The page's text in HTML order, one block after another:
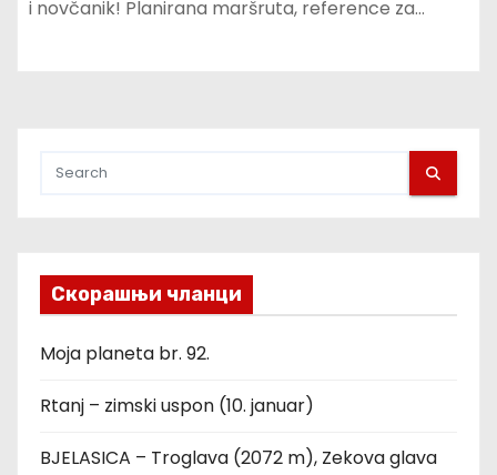
i novčanik! Planirana maršruta, reference za…
Скорашњи чланци
Moja planeta br. 92.
Rtanj – zimski uspon (10. januar)
BJELASICA – Troglava (2072 m), Zekova glava